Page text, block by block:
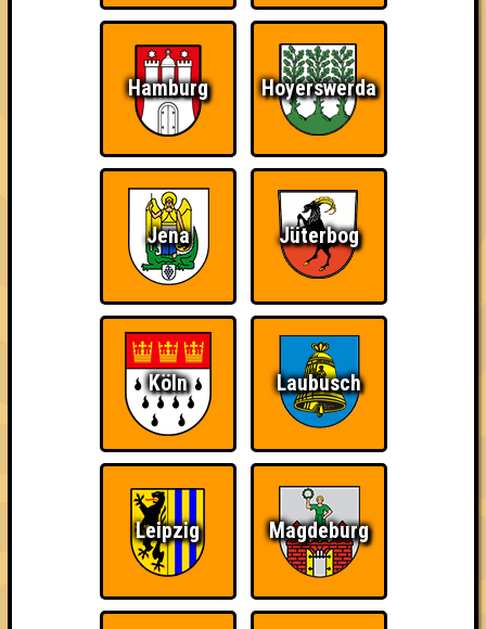
~ Noch nicht erreicht ~
über 100 Teams
07.02.2012 vonWK51
21.02.2012vonPseudogleye
Hamburg Hoyerswerda
Jena Jüterbog
Köln Laubusch
Leipzig Magdeburg